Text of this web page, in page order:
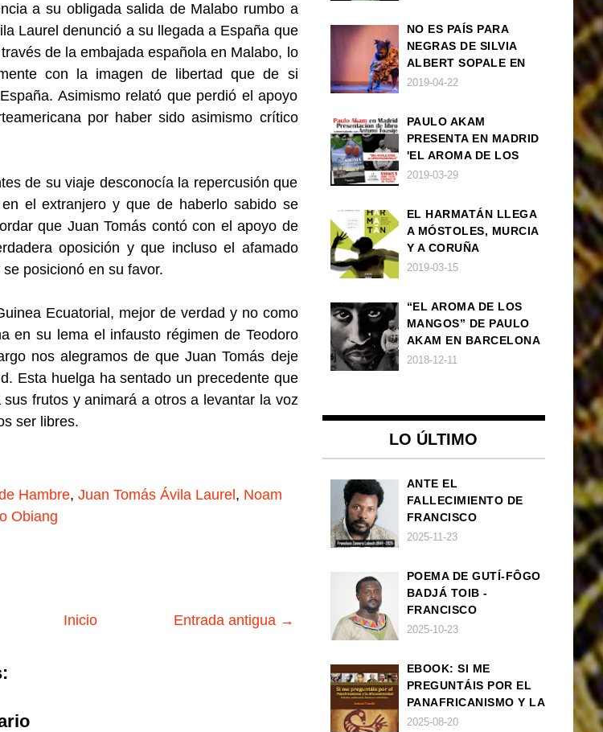
a su obligada salida de Malabo rumbo a
Laurel denunció a su llegada a España que
de la embajada española en Malabo, lo
con la imagen de libertad que de si
Asimismo relató que perdió el apoyo
por haber sido asimismo crítico
de su viaje desconocía la repercusión que
el extranjero y que de haberlo sabido se
que Juan Tomás contó con el apoyo de
oposición y que incluso el afamado
posicionó en su favor.
Ecuatorial, mejor de verdad y no como
en su lema el infausto régimen de Teodoro
nos alegramos de que Juan Tomás deje
Esta huelga ha sentado un precedente que
frutos y animará a otros a levantar la voz
ser libres.
Hambre, Juan Tomás Ávila Laurel , Noam
Obiang
Entrada antigua →
Inicio
NO ES PAÍS PARA
NEGRAS DE SILVIA
ALBERT SOPALE EN
BARCELONA
2019-04-22
PAULO AKAM
PRESENTA EN MADRID
'EL AROMA DE LOS
MANGOS', UNA
AFRODESCENDENCIA
2019-03-29
EL HARMATÁN LLEGA
A MÓSTOLES, MURCIA
Y A CORUÑA
2019-03-15
“EL AROMA DE LOS
MANGOS” DE PAULO
AKAM EN BARCELONA
2018-12-11
LO ÚLTIMO
ANTE EL
FALLECIMIENTO DE
FRANCISCO
ZAMORA LOBOCH
2025-11-23
POEMA DE GUTÍ-FÔGO
BADJÁ TOIB -
FRANCISCO
BALLOVERA ESTRADA:
2025-10-23
EBOOK: SI ME
PREGUNTÁIS POR EL
PANAFRICANISMO Y LA
AFROCENTRICIDAD
2025-08-20